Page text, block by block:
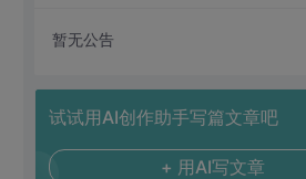
暂无公告
试试用AI创作助手写篇文章吧
+ 用AI写文章